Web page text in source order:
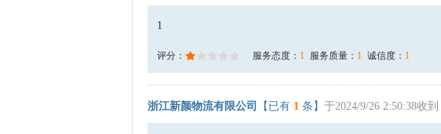
1
评分： 服务态度： 1 服务质量： 1 诚信度： 1
浙江新颜物流有限公司 【已有 1 条】 于2024/9/26 2:50:38收到